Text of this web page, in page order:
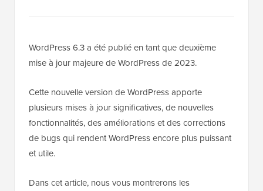
WordPress 6.3 a été publié en tant que deuxième
mise à jour majeure de WordPress de 2023.
Cette nouvelle version de WordPress apporte
plusieurs mises à jour significatives, de nouvelles
fonctionnalités, des améliorations et des corrections
de bugs qui rendent WordPress encore plus puissant
et utile.
Dans cet article, nous vous montrerons les